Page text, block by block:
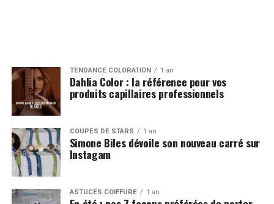
TENDANCE COLORATION 1 an
Dahlia Color : la référence pour vos
produits capillaires professionnels
COUPES DE STARS 1 an
Simone Biles dévoile son nouveau carré sur
Instagam
ASTUCES COIFFURE 1 an